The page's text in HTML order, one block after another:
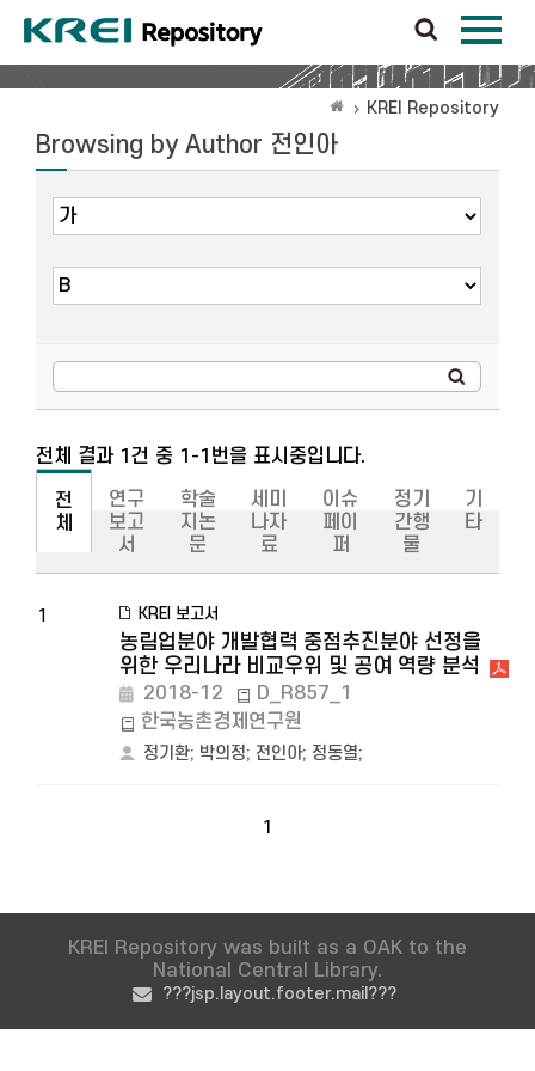
KREI Repository
Browsing by Author 전인아
전체 결과 1건 중 1-1번을 표시중입니다.
전
체
연구
보고
서
학술
지논
문
세미
나자
료
이슈
페이
퍼
정기
간행
물
기
타
1 KREI 보고서
농림업분야 개발협력 중점추진분야 선정을
위한 우리나라 비교우위 및 공여 역량 분석
2018-12
D_R857_1
한국농촌경제연구원
정기환; 박의정; 전인아; 정동열;
1
KREI Repository was built as a OAK to the
National Central Library.
???jsp.layout.footer.mail???